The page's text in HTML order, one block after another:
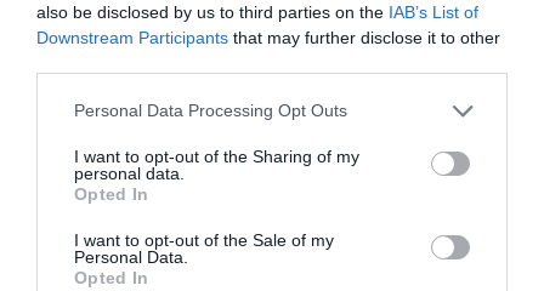
also be disclosed by us to third parties on the IAB’s List of
Downstream Participants that may further disclose it to other
Personal Data Processing Opt Outs
I want to opt-out of the Sharing of my
personal data.
Opted In
I want to opt-out of the Sale of my
Personal Data.
Opted In
ATTUALITÀ